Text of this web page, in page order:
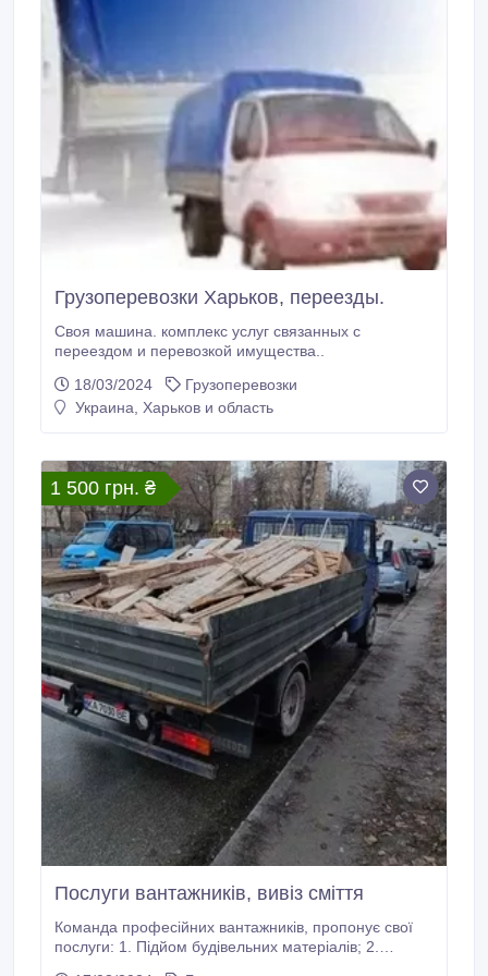
Грузоперевозки Харьков, переезды.
Своя машина. комплекс услуг связанных с
переездом и перевозкой имущества..
18/03/2024
Грузоперевозки
Украина, Харьков и область
1 500 грн. ₴
Послуги вантажників, вивіз сміття
Команда професійних вантажників, пропонує свої
послуги: 1. Підйом будівельних матеріалів; 2.